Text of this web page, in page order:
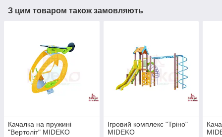
З цим товаром також замовляють
Качалка на пружині
"Вертоліт" MIDEKO
Ігровий комплекс "Тріно"
MIDEKO